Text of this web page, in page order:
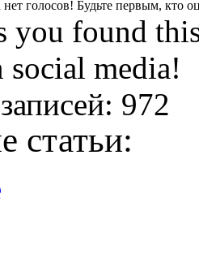
голосов! Будьте первым, кто
you found
media!
972
статьи: